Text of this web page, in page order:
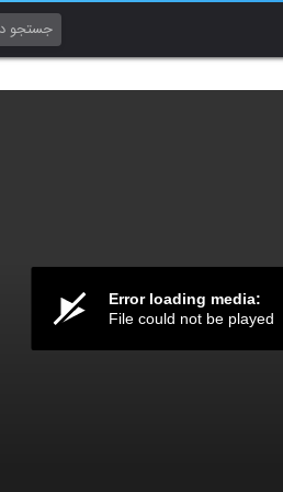
Error loading media:
File could not be played